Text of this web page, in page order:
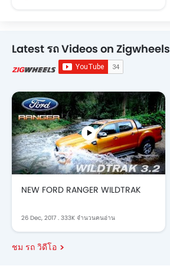
Latest รถ Videos on Zigwheels
NEW FORD RANGER WILDTRAK
26 Dec, 2017 . 333K จำนวนคนอ่าน
ชม รถ วิดีโอ